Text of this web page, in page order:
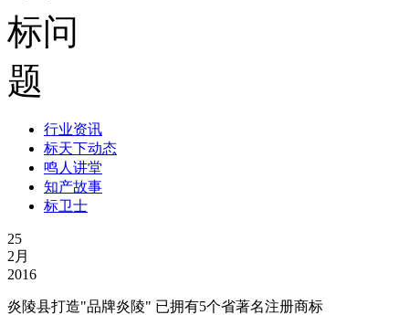
行业资讯
标天下动态
鸣人讲堂
知产故事
标卫士
25
2月
2016
炎陵县打造"品牌炎陵" 已拥有5个省著名注册商标